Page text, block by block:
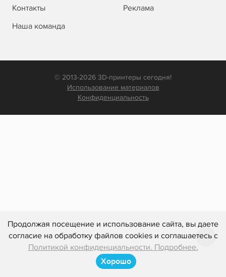
Продолжая посещение и использование сайта, вы даете
согласие на обработку файлов cookies и соглашаетесь с
Политикой конфиденциальности. Подробнее.
Хорошо
Контакты
Реклама
Наша команда
© 2013-2026 3D-принтеры сегодня!
Использование материалов
Конфиденциальность